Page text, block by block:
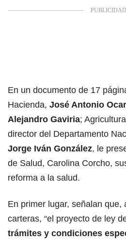
En un documento de 17
Hacienda, José Antonio
Alejandro Gaviria;
director del Departamento
Jorge Iván González, le
de Salud, Carolina Corcho,
reforma a la salud.
En primer lugar, señalan que,
carteras, “el proyecto de ley
trámites y condiciones